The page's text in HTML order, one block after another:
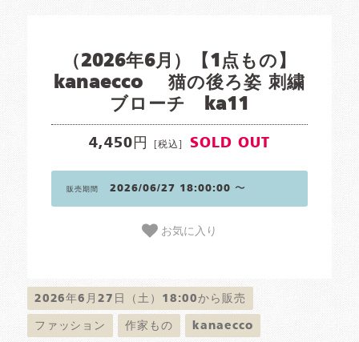
（2026年6月）【1点もの】
kanaecco 猫の後ろ姿 刺繍
ブローチ ka11
4,450円 [税込] SOLD OUT
販売期間 2026/06/27 18:00:00 〜
お気に入り
2026年6月27日（土）18:00から販売
ファッション 作家もの kanaecco